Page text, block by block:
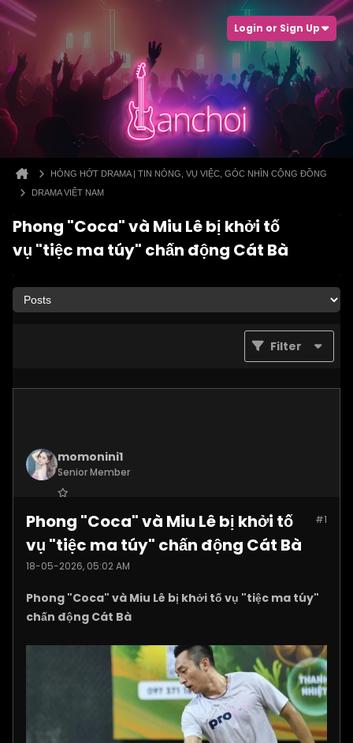
Login or Sign Up
HÓNG HỚT DRAMA | TIN NÓNG, VỤ VIỆC, GÓC NHÌN CỘNG ĐỒNG
DRAMA VIỆT NAM
Phong "Coca" và Miu Lê bị khởi tố
vụ "tiệc ma túy" chấn động Cát Bà
Filter
momonini1
Senior Member
Posts:
5399 #1
Phong "Coca" và Miu Lê bị khởi tố
vụ "tiệc ma túy" chấn động Cát Bà
18-05-2026, 05:02 AM
Phong "Coca" và Miu Lê bị khởi tố vụ "tiệc ma túy"
chấn động Cát Bà